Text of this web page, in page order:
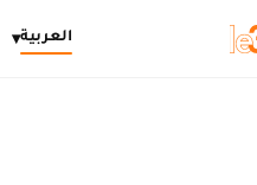
العربية▾